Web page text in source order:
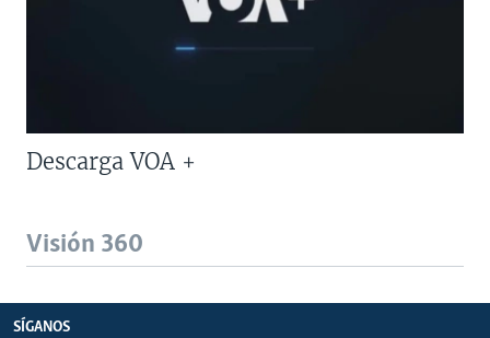
Descarga VOA +
Visión 360
SÍGANOS